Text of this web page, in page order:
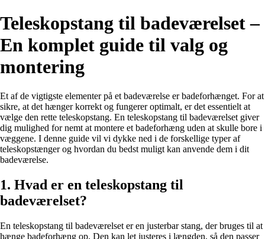
Teleskopstang til badeværelset –
En komplet guide til valg og
montering
Et af de vigtigste elementer på et badeværelse er badeforhænget. For at
sikre, at det hænger korrekt og fungerer optimalt, er det essentielt at
vælge den rette teleskopstang. En teleskopstang til badeværelset giver
dig mulighed for nemt at montere et badeforhæng uden at skulle bore i
væggene. I denne guide vil vi dykke ned i de forskellige typer af
teleskopstænger og hvordan du bedst muligt kan anvende dem i dit
badeværelse.
1. Hvad er en teleskopstang til
badeværelset?
En teleskopstang til badeværelset er en justerbar stang, der bruges til at
hænge badeforhæng op. Den kan let justeres i længden, så den passer